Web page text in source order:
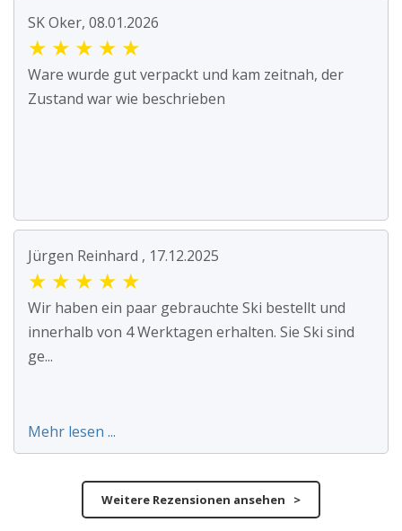
SK Oker, 08.01.2026
★ ★ ★ ★ ★
Ware wurde gut verpackt und kam zeitnah, der
Zustand war wie beschrieben
Jürgen Reinhard , 17.12.2025
★ ★ ★ ★ ★
Wir haben ein paar gebrauchte Ski bestellt und
innerhalb von 4 Werktagen erhalten. Sie Ski sind
ge...
Mehr lesen ...
Weitere Rezensionen ansehen >